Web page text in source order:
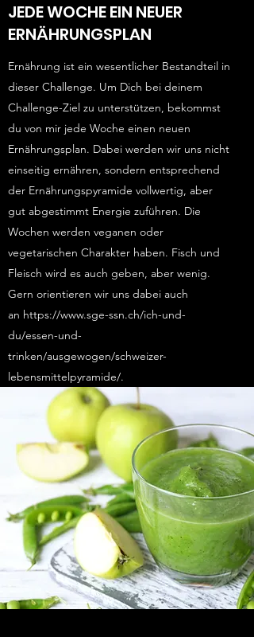
JEDE WOCHE EIN NEUER
ERNÄHRUNGSPLAN
Ernährung ist ein wesentlicher Bestandteil in
dieser Challenge. Um Dich bei deinem
Challenge-Ziel zu unterstützen, bekommst
du von mir jede Woche einen neuen
Ernährungsplan. Dabei werden wir uns nicht
einseitig ernähren, sondern entsprechend
der Ernährungspyramide vollwertig, aber
gut abgestimmt Energie zuführen. Die
Wochen werden veganen oder
vegetarischen Charakter haben. Fisch und
Fleisch wird es auch geben, aber wenig.
Gern orientieren wir uns dabei auch
an https://www.sge-ssn.ch/ich-und-
du/essen-und-
trinken/ausgewogen/schweizer-
lebensmittelpyramide/.